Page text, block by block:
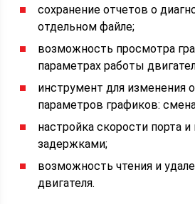
сохранение отчетов о
отдельном файле;
возможность просмотра
параметрах работы
инструмент для изменения
параметров графиков:
настройка скорости порта
задержками;
возможность чтения и
двигателя.